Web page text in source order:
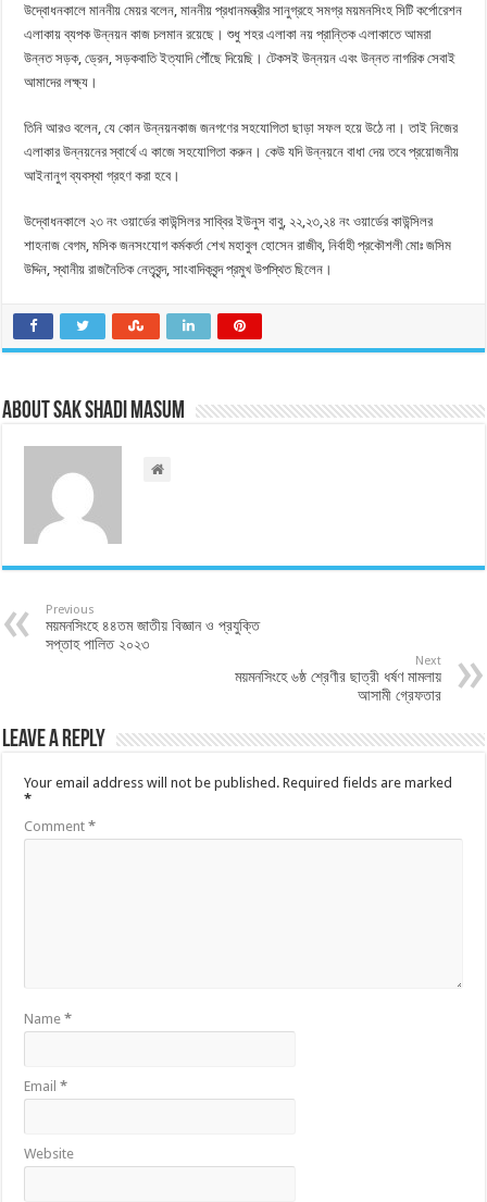
উদ্বোধনকালে মাননীয় মেয়র বলেন, মাননীয় প্রধানমন্ত্রীর সানুগ্রহে সমগ্র ময়মনসিংহ সিটি কর্পোরেশন
এলাকায় ব্যপক উন্নয়ন কাজ চলমান রয়েছে। শুধু শহর এলাকা নয় প্রান্তিক এলাকাতে আমরা
উন্নত সড়ক, ড্রেন, সড়কবাতি ইত্যাদি পৌঁছে দিয়েছি। টেকসই উন্নয়ন এবং উন্নত নাগরিক সেবাই
আমাদের লক্ষ্য।
তিনি আরও বলেন, যে কোন উন্নয়নকাজ জনগণের সহযোগিতা ছাড়া সফল হয়ে উঠে না। তাই নিজের
এলাকার উন্নয়নের স্বার্থে এ কাজে সহযোগিতা করুন। কেউ যদি উন্নয়নে বাধা দেয় তবে প্রয়োজনীয়
আইনানুগ ব্যবস্থা গ্রহণ করা হবে।
উদ্বোধনকালে ২৩ নং ওয়ার্ডের কাউন্সিলর সাব্বির ইউনুস বাবু, ২২,২৩,২৪ নং ওয়ার্ডের কাউন্সিলর
শাহনাজ বেগম, মসিক জনসংযোগ কর্মকর্তা শেখ মহাবুল হোসেন রাজীব, নির্বাহী প্রকৌশলী মোঃ জসিম
উদ্দিন, স্থানীয় রাজনৈতিক নেতৃবৃন্দ, সাংবাদিকবৃন্দ প্রমুখ উপস্থিত ছিলেন।
About Sak Shadi Masum
Previous
ময়মনসিংহে ৪৪তম জাতীয় বিজ্ঞান ও প্রযুক্তি
সপ্তাহ পালিত ২০২৩
Next
ময়মনসিংহে ৬ষ্ঠ শ্রেণীর ছাত্রী ধর্ষণ মামলায়
আসামী গ্রেফতার
Leave a Reply
Your email address will not be published. Required fields are marked
*
Comment*
Name*
Email*
Website